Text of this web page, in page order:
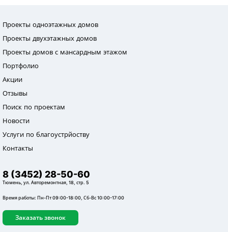
Проекты одноэтажных домов
Проекты двухэтажных домов
Проекты домов с мансардным этажом
Портфолио
Акции
Отзывы
Поиск по проектам
Новости
Услуги по благоустрйоству
Контакты
8 (3452) 28-50-60
Тюмень, ул. Авторемонтная, 18, стр. 5
Время работы: Пн-Пт 09:00-18:00, Сб-Вс 10:00-17:00
Заказать звонок